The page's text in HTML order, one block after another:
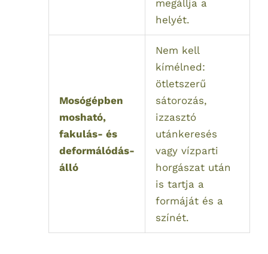
megállja a
helyét.
Mosógépben
mosható,
fakulás- és
deformálódás-
álló
Nem kell
kímélned:
ötletszerű
sátorozás,
izzasztó
utánkeresés
vagy vízparti
horgászat után
is tartja a
formáját és a
színét.